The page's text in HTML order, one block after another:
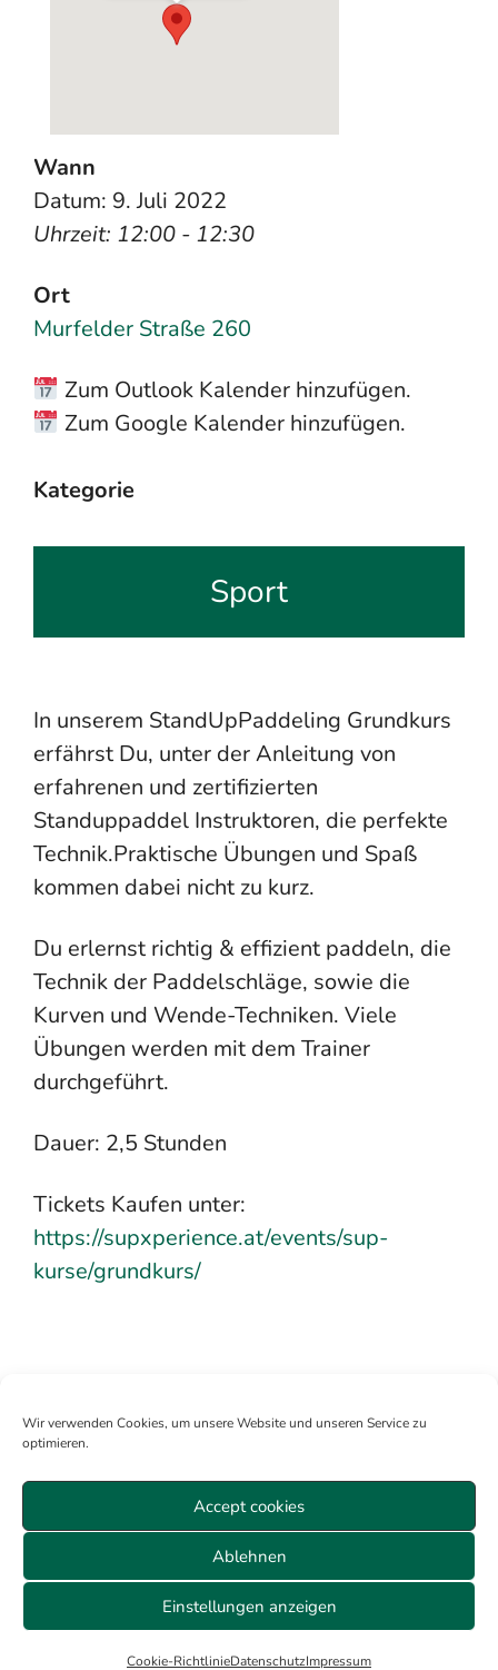
Wir verwenden Cookies, um unsere Website und unseren Service zu
optimieren.
Accept cookies
Ablehnen
Einstellungen anzeigen
Cookie-RichtlinieDatenschutzImpressum
Wann
Datum: 9. Juli 2022
Uhrzeit: 12:00 - 12:30
Ort
Murfelder Straße 260
Zum Outlook Kalender hinzufügen.
Zum Google Kalender hinzufügen.
Kategorie
Sport
In unserem StandUpPaddeling Grundkurs
erfährst Du, unter der Anleitung von
erfahrenen und zertifizierten
Standuppaddel Instruktoren, die perfekte
Technik.Praktische Übungen und Spaß
kommen dabei nicht zu kurz.
Du erlernst richtig & effizient paddeln, die
Technik der Paddelschläge, sowie die
Kurven und Wende-Techniken. Viele
Übungen werden mit dem Trainer
durchgeführt.
Dauer: 2,5 Stunden
Tickets Kaufen unter:
https://supxperience.at/events/sup-
kurse/grundkurs/
Mitglied werden Anmelden Über uns
Sitemap
Veranstaltungen Wien
Datenschutz
Cookie-Richtlinie (EU)
Impressum
© 2026 ALLE RECHTE VORBEHALTEN